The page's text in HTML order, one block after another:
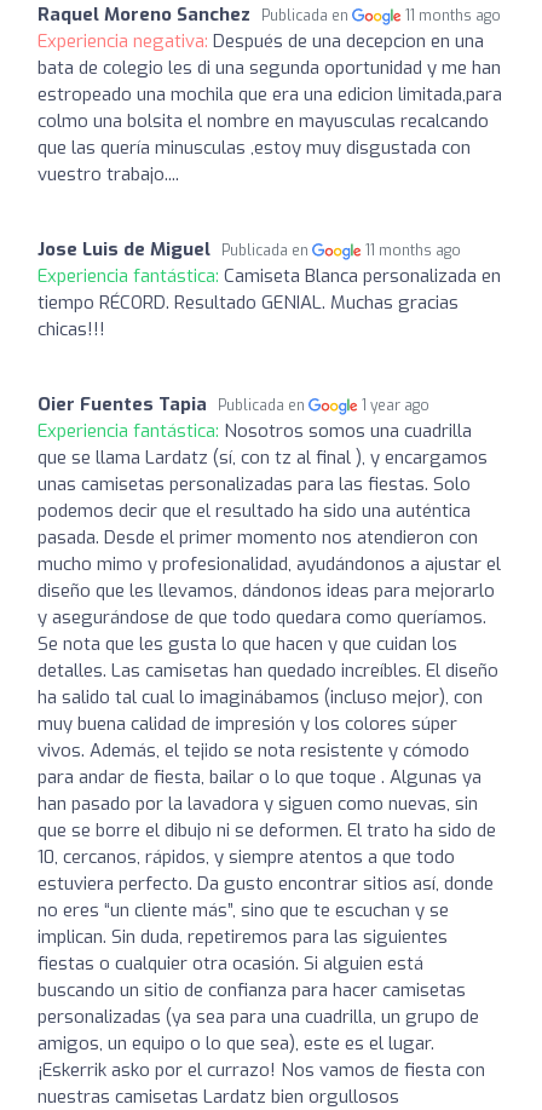
Raquel Moreno Sanchez Publicada en 11 months ago
Experiencia negativa: Después de una decepcion en una
bata de colegio les di una segunda oportunidad y me han
estropeado una mochila que era una edicion limitada,para
colmo una bolsita el nombre en mayusculas recalcando
que las quería minusculas ,estoy muy disgustada con
vuestro trabajo....
Jose Luis de Miguel Publicada en 11 months ago
Experiencia fantástica: Camiseta Blanca personalizada en
tiempo RÉCORD. Resultado GENIAL. Muchas gracias
chicas!!!
Oier Fuentes Tapia Publicada en 1 year ago
Experiencia fantástica: Nosotros somos una cuadrilla
que se llama Lardatz (sí, con tz al final ), y encargamos
unas camisetas personalizadas para las fiestas. Solo
podemos decir que el resultado ha sido una auténtica
pasada. Desde el primer momento nos atendieron con
mucho mimo y profesionalidad, ayudándonos a ajustar el
diseño que les llevamos, dándonos ideas para mejorarlo
y asegurándose de que todo quedara como queríamos.
Se nota que les gusta lo que hacen y que cuidan los
detalles. Las camisetas han quedado increíbles. El diseño
ha salido tal cual lo imaginábamos (incluso mejor), con
muy buena calidad de impresión y los colores súper
vivos. Además, el tejido se nota resistente y cómodo
para andar de fiesta, bailar o lo que toque . Algunas ya
han pasado por la lavadora y siguen como nuevas, sin
que se borre el dibujo ni se deformen. El trato ha sido de
10, cercanos, rápidos, y siempre atentos a que todo
estuviera perfecto. Da gusto encontrar sitios así, donde
no eres “un cliente más”, sino que te escuchan y se
implican. Sin duda, repetiremos para las siguientes
fiestas o cualquier otra ocasión. Si alguien está
buscando un sitio de confianza para hacer camisetas
personalizadas (ya sea para una cuadrilla, un grupo de
amigos, un equipo o lo que sea), este es el lugar.
¡Eskerrik asko por el currazo! Nos vamos de fiesta con
nuestras camisetas Lardatz bien orgullosos